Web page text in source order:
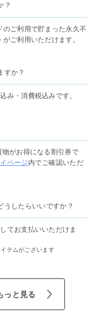
？
のご利用で貯まった永久不
ご利用いただけます。
すか？
み・消費税込みです。
がお得になる割引券で
ページ内でご確認いただ
うしたらいいですか？
てお支払いいただけま
テムがございます
っと見る